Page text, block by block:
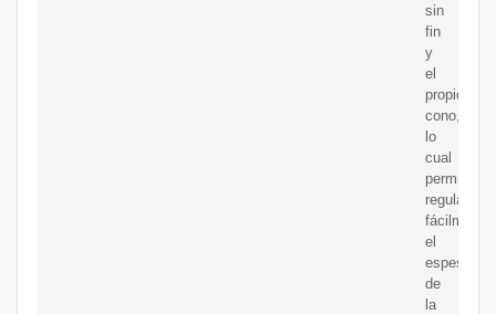
sin
fin
y
el
propio
cono,
lo
cual
permite
regular
fácilmente
el
espesor
de
la